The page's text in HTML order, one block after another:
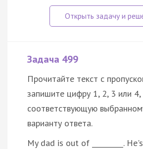
Задача 499
Прочитайте текст с
запишите цифру 1, 2, 3 или 4,
соответствующую
варианту ответа.
My dad is out of _________.